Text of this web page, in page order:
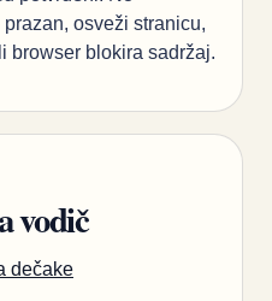
osveži stranicu,
browser blokira sadržaj.
vodič
dečake